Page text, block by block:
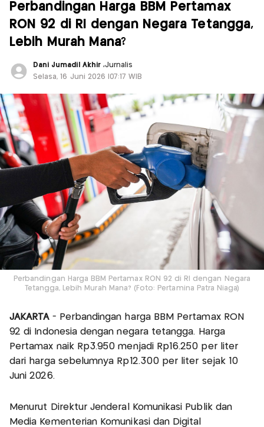
Perbandingan Harga BBM Pertamax
RON 92 di RI dengan Negara Tetangga,
Lebih Murah Mana?
Dani Jumadil Akhir ,Jurnalis
Selasa, 16 Juni 2026 |07:17 WIB
Perbandingan Harga BBM Pertamax RON 92 di RI dengan Negara
Tetangga, Lebih Murah Mana? (Foto: Pertamina Patra Niaga)
JAKARTA- Perbandingan harga BBM Pertamax RON
92 di Indonesia dengan negara tetangga. Harga
Pertamax naik Rp3.950 menjadi Rp16.250 per liter
dari harga sebelumnya Rp12.300 per liter sejak 10
Juni 2026.
Menurut Direktur Jenderal Komunikasi Publik dan
Media Kementerian Komunikasi dan Digital